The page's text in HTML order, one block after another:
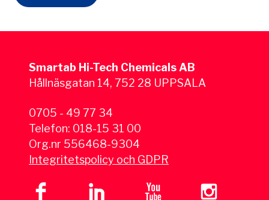
Smartab Hi-Tech Chemicals AB
Hållnäsgatan 14, 752 28 UPPSALA
0705 - 49 77 34
Telefon: 018-15 31 00
Org.nr 556468-9304
Integritetspolicy och GDPR